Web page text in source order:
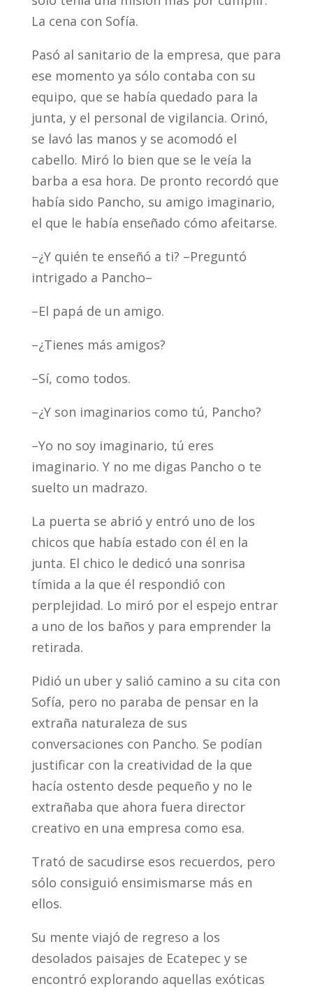
La cena con Sofía.
Pasó al sanitario de la empresa, que para
ese momento ya sólo contaba con su
equipo, que se había quedado para la
junta, y el personal de vigilancia. Orinó,
se lavó las manos y se acomodó el
cabello. Miró lo bien que se le veía la
barba a esa hora. De pronto recordó que
había sido Pancho, su amigo imaginario,
el que le había enseñado cómo afeitarse.
–¿Y quién te enseñó a ti? –Preguntó
intrigado a Pancho–
–El papá de un amigo.
–¿Tienes más amigos?
–Sí, como todos.
–¿Y son imaginarios como tú, Pancho?
–Yo no soy imaginario, tú eres
imaginario. Y no me digas Pancho o te
suelto un madrazo.
La puerta se abrió y entró uno de los
chicos que había estado con él en la
junta. El chico le dedicó una sonrisa
tímida a la que él respondió con
perplejidad. Lo miró por el espejo entrar
a uno de los baños y para emprender la
retirada.
Pidió un uber y salió camino a su cita con
Sofía, pero no paraba de pensar en la
extraña naturaleza de sus
conversaciones con Pancho. Se podían
justificar con la creatividad de la que
hacía ostento desde pequeño y no le
extrañaba que ahora fuera director
creativo en una empresa como esa.
Trató de sacudirse esos recuerdos, pero
sólo consiguió ensimismarse más en
ellos.
Su mente viajó de regreso a los
desolados paisajes de Ecatepec y se
encontró explorando aquellas exóticas